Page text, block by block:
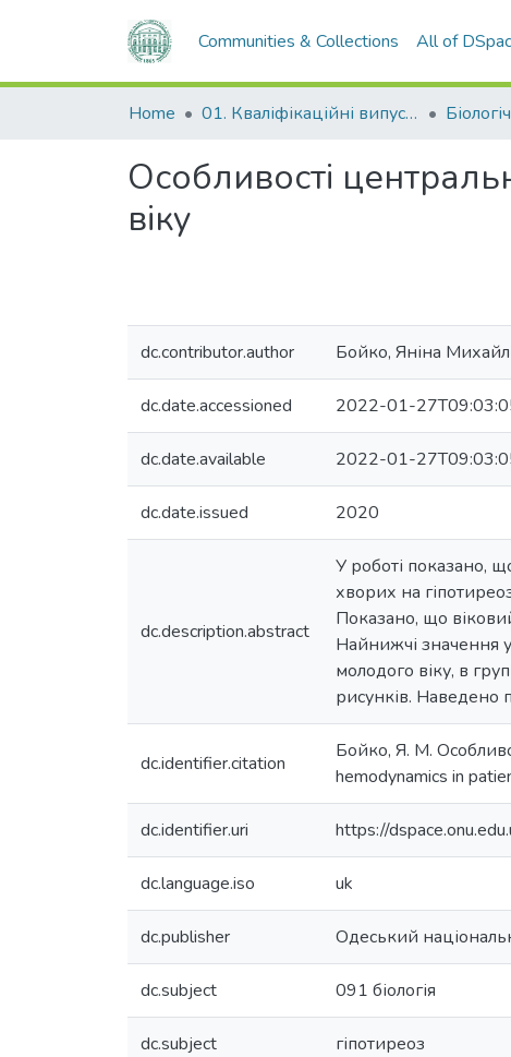
Communities & Collections All of
Home 01. Кваліфікаційні випускні роботи здобувачів вищої освіти
Особливості
віку
dc.contributor.author Бойко, Яніна
dc.date.accessioned 2022-01-
dc.date.available 2022-01-
dc.date.issued 2020
dc.description.abstract
У роботі показано,
хворих на
Показано, що
Найнижчі значення
молодого віку, в
рисунків. Наведено
dc.identifier.citation
Бойко, Я. М.
hemodynamics in
dc.identifier.uri https://
dc.language.iso uk
dc.publisher Одеський
dc.subject 091 біологія
dc.subject гіпотиреоз